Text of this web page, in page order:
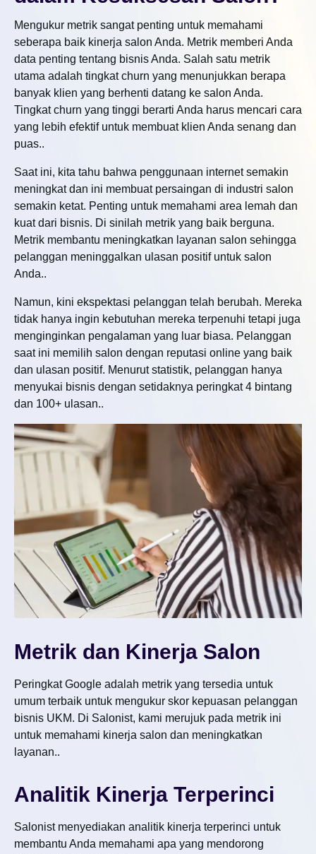
Mengukur metrik sangat penting untuk memahami
seberapa baik kinerja salon Anda. Metrik memberi Anda
data penting tentang bisnis Anda. Salah satu metrik
utama adalah tingkat churn yang menunjukkan berapa
banyak klien yang berhenti datang ke salon Anda.
Tingkat churn yang tinggi berarti Anda harus mencari cara
yang lebih efektif untuk membuat klien Anda senang dan
puas..
Saat ini, kita tahu bahwa penggunaan internet semakin
meningkat dan ini membuat persaingan di industri salon
semakin ketat. Penting untuk memahami area lemah dan
kuat dari bisnis. Di sinilah metrik yang baik berguna.
Metrik membantu meningkatkan layanan salon sehingga
pelanggan meninggalkan ulasan positif untuk salon
Anda..
Namun, kini ekspektasi pelanggan telah berubah. Mereka
tidak hanya ingin kebutuhan mereka terpenuhi tetapi juga
menginginkan pengalaman yang luar biasa. Pelanggan
saat ini memilih salon dengan reputasi online yang baik
dan ulasan positif. Menurut statistik, pelanggan hanya
menyukai bisnis dengan setidaknya peringkat 4 bintang
dan 100+ ulasan..
Metrik dan Kinerja Salon
Peringkat Google adalah metrik yang tersedia untuk
umum terbaik untuk mengukur skor kepuasan pelanggan
bisnis UKM. Di Salonist, kami merujuk pada metrik ini
untuk memahami kinerja salon dan meningkatkan
layanan..
Analitik Kinerja Terperinci
Salonist menyediakan analitik kinerja terperinci untuk
membantu Anda memahami apa yang mendorong